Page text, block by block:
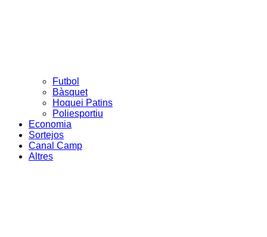
Futbol
Bàsquet
Hoquei Patins
Poliesportiu
Economia
Sortejos
Canal Camp
Altres